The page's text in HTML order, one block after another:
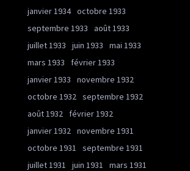
janvier 1934 octobre 1933
septembre 1933
août 1933
juillet 1933
juin 1933
mai 1933
mars 1933
février 1933
janvier 1933
novembre 1932
octobre 1932 septembre 1932
août 1932
février 1932
janvier 1932 novembre 1931
octobre 1931
septembre 1931
juillet 1931
juin 1931 mars 1931